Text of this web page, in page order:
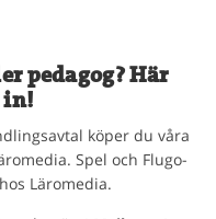
pedagog? Här
in!
köper du våra
Spel och Flugo-
Läromedia.